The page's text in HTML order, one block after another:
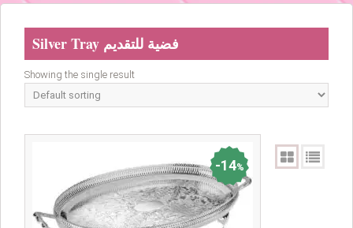
Silver Tray فضية للتقديم
Showing the single result
14%